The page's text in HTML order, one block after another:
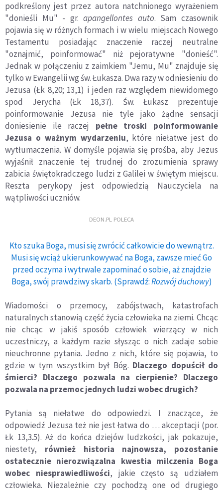
podkreślony jest przez autora natchnionego wyrażeniem
"donieśli Mu" - gr.apangellontes auto. Sam czasownik
pojawia się w różnych formach i w wielu miejscach Nowego
Testamentu posiadając znaczenie raczej neutralne
"oznajmić, poinformować" niż pejoratywne "donieść".
Jednak w połączeniu z zaimkiem "Jemu, Mu" znajduje się
tylko w Ewangelii wg św. Łukasza. Dwa razy w odniesieniu do
Jezusa (Łk 8,20; 13,1) i jeden raz względem niewidomego
spod Jerycha (Łk 18,37). Św. Łukasz prezentuje
poinformowanie Jezusa nie tyle jako żądne sensacji
doniesienie ile raczej pełne troski poinformowanie
Jezusa o ważnym wydarzeniu, które niełatwe jest do
wytłumaczenia. W domyśle pojawia się prośba, aby Jezus
wyjaśnił znaczenie tej trudnej do zrozumienia sprawy
zabicia świętokradczego ludzi z Galilei w świętym miejscu.
Reszta perykopy jest odpowiedzią Nauczyciela na
wątpliwości uczniów.
DEON.PL POLECA
Kto szuka Boga, musi się zwrócić całkowicie do wewnątrz.
Musi się wciąż ukierunkowywać na Boga, zawsze mieć Go
przed oczyma i wytrwale zapominać o sobie, aż znajdzie
Boga, swój prawdziwy skarb. (Sprawdź:Rozwój duchowy)
Wiadomości o przemocy, zabójstwach, katastrofach
naturalnych stanowią część życia człowieka na ziemi. Chcąc
nie chcąc w jakiś sposób człowiek wierzący w nich
uczestniczy, a każdym razie słysząc o nich zadaje sobie
nieuchronne pytania. Jedno z nich, które się pojawia, to
gdzie w tym wszystkim był Bóg. Dlaczego dopuścił do
śmierci? Dlaczego pozwala na cierpienie? Dlaczego
pozwala na przemoc jednych ludzi wobec drugich?
Pytania są niełatwe do odpowiedzi. I znaczące, że
odpowiedź Jezusa też nie jest łatwa do … akceptacji (por.
Łk 13,3.5). Aż do końca dziejów ludzkości, jak pokazuje,
niestety, również historia najnowsza, pozostanie
ostatecznie nierozwiązalna kwestia milczenia Boga
wobec niesprawiedliwości, jakie często są udziałem
człowieka. Niezależnie czy pochodzą one od drugiego